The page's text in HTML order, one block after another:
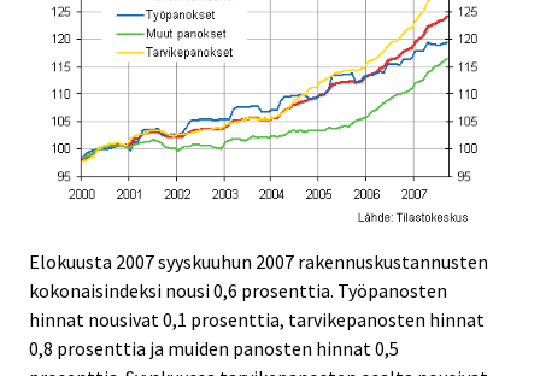
Elokuusta 2007 syyskuuhun 2007 rakennuskustannusten
kokonaisindeksi nousi 0,6 prosenttia. Työpanosten
hinnat nousivat 0,1 prosenttia, tarvikepanosten hinnat
0,8 prosenttia ja muiden panosten hinnat 0,5